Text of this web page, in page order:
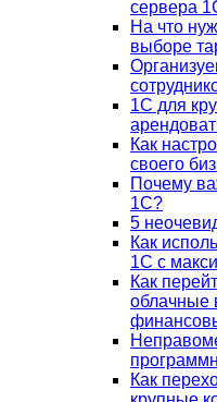
сервера
На что
выборе
1С для
Как
своего
Почему
1С?
5
Как
1С с
Как
облачные
Как